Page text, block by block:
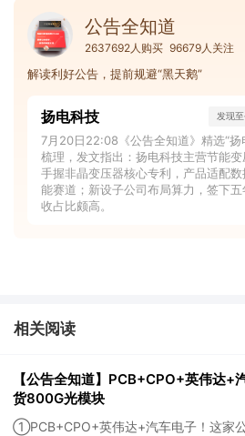
公告全知道
2637692人购买 96679人关注
解读利好公告，提前规避“黑天鹅”
扬电科技 发现
7月20日22:08《公告全知道》精选“扬
梳理，发文指出：扬电科技主营节能变
手握非晶变压器核心专利，产品适配
能赛道；新设子公司布局算力，签下
收占比颇高。
相关阅读
【公告全知道】PCB+CPO+英伟达+
货800G光模块
①PCB+CPO+英伟达+汽车电子！这家